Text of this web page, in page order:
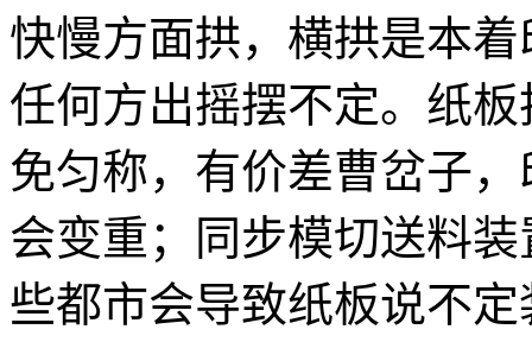
快慢方面拱，横拱是本
任何方出摇摆不定。 纸板
免匀称，有价差曹岔子
会变重；同步模切送料
些都市会导致纸板说不